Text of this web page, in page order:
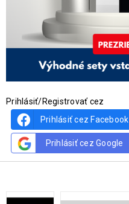
Prihlásiť/Registrovať cez
Prihlásiť cez Facebook
Prihlásiť cez Google